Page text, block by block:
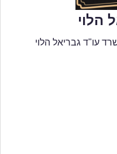
הלוי
עו"ד גבריאל הלוי